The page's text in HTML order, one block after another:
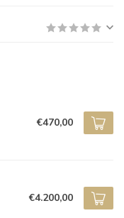
€470,00
€4.200,00